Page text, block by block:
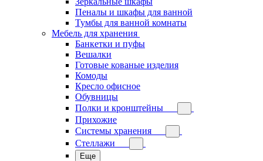
Пеналы и шкафы для ванной
Тумбы для ванной комнаты
Мебель для хранения
Банкетки и пуфы
Вешалки
Готовые кованые изделия
Комоды
Кресло офисное
Обувницы
Полки и кронштейны
Прихожие
Системы хранения
Стеллажи
Еще